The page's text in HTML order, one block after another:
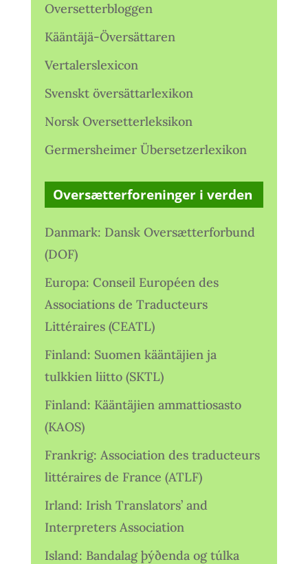
Oversetterbloggen
Kääntäjä-Översättaren
Vertalerslexicon
Svenskt översättarlexikon
Norsk Oversetterleksikon
Germersheimer Übersetzerlexikon
Oversætterforeninger i verden
Danmark: Dansk Oversætterforbund
(DOF)
Europa: Conseil Européen des
Associations de Traducteurs
Littéraires (CEATL)
Finland: Suomen kääntäjien ja
tulkkien liitto (SKTL)
Finland: Kääntäjien ammattiosasto
(KAOS)
Frankrig: Association des traducteurs
littéraires de France (ATLF)
Irland: Irish Translators’ and
Interpreters Association
Island: Bandalag þýðenda og túlka